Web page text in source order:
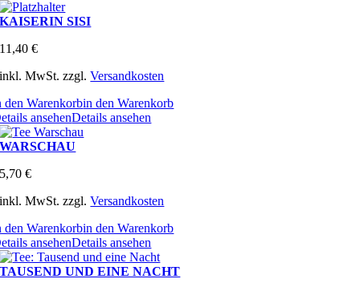
KAISERIN SISI
11,40€
inkl. MwSt. zzgl.Versandkosten
den Warenkorbin den Warenkorb
ansehenDetails ansehen
WARSCHAU
5,70€
inkl. MwSt. zzgl.Versandkosten
den Warenkorbin den Warenkorb
ansehenDetails ansehen
TAUSEND UND EINE NACHT